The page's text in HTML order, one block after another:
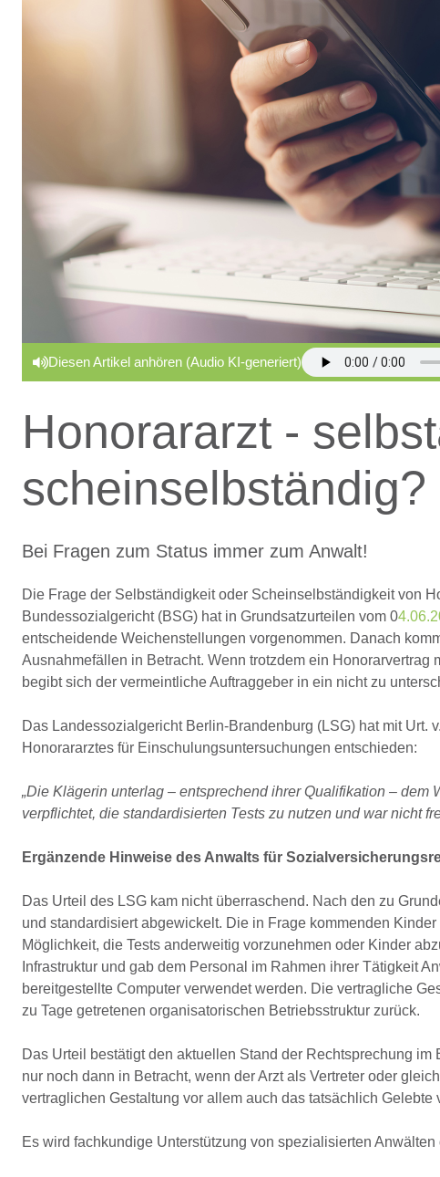
Diesen Artikel anhören (Audio KI-generiert)
Honorararzt -
scheinselbständig?
Bei Fragen zum Status immer zum Anwalt!
Die Frage der Selbständigkeit oder Scheinselbständigkeit von
Bundessozialgericht (BSG) hat in Grundsatzurteilen vom 0
entscheidende Weichenstellungen vorgenommen. Danach
Ausnahmefällen in Betracht. Wenn trotzdem ein
begibt sich der vermeintliche Auftraggeber in ein nicht zu
Das Landessozialgericht Berlin-Brandenburg (LSG) hat mit
Honorararztes für Einschulungsuntersuchungen entschieden:
„Die Klägerin unterlag – entsprechend ihrer Qualifikation –
verpflichtet, die standardisierten Tests zu nutzen und war nicht
Ergänzende Hinweise des Anwalts für
Das Urteil des LSG kam nicht überraschend. Nach den zu
und standardisiert abgewickelt. Die in Frage kommenden
Möglichkeit, die Tests anderweitig vorzunehmen oder Kinder
Infrastruktur und gab dem Personal im Rahmen ihrer Tätigkeit
bereitgestellte Computer verwendet werden. Die vertragliche
zu Tage getretenen organisatorischen Betriebsstruktur zurück.
Das Urteil bestätigt den aktuellen Stand der Rechtsprechung
nur noch dann in Betracht, wenn der Arzt als Vertreter oder
vertraglichen Gestaltung vor allem auch das tatsächlich Gelebte
Es wird fachkundige Unterstützung von spezialisierten